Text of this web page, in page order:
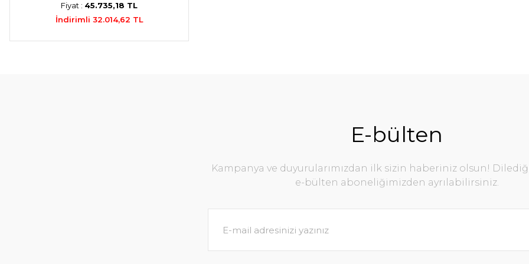
Fiyat : 45.735,18 TL
İndirimli 32.014,62 TL
E-bülten
Kampanya ve duyurularımızdan ilk sizin haberiniz olsun!
e-bülten aboneliğimizden ayrılabilirsiniz.